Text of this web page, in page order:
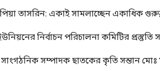
তাসরিন: একাই সামলাচ্ছেন একাধিক
নির্বাচন পরিচালনা কমিটির প্রস্তুতি
সম্পাদক ছাতকের কৃতি সন্তান মোঃ